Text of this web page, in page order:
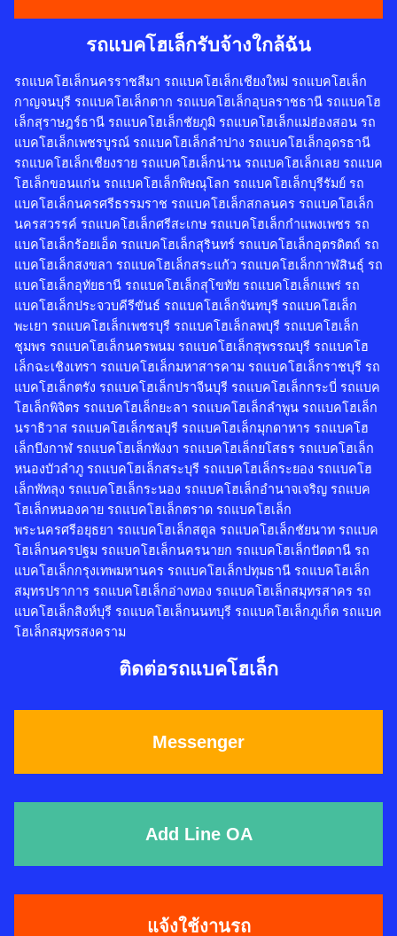
รถแบคโฮเล็กรับจ้างใกล้ฉัน
รถแบคโฮเล็กนครราชสีมา รถแบคโฮเล็กเชียงใหม่ รถแบคโฮเล็ก
กาญจนบุรี รถแบคโฮเล็กตาก รถแบคโฮเล็กอุบลราชธานี รถแบคโฮ
เล็กสุราษฎร์ธานี รถแบคโฮเล็กชัยภูมิ รถแบคโฮเล็กแม่ฮ่องสอน รถ
แบคโฮเล็กเพชรบูรณ์ รถแบคโฮเล็กลำปาง รถแบคโฮเล็กอุดรธานี
รถแบคโฮเล็กเชียงราย รถแบคโฮเล็กน่าน รถแบคโฮเล็กเลย รถแบค
โฮเล็กขอนแก่น รถแบคโฮเล็กพิษณุโลก รถแบคโฮเล็กบุรีรัมย์ รถ
แบคโฮเล็กนครศรีธรรมราช รถแบคโฮเล็กสกลนคร รถแบคโฮเล็ก
นครสวรรค์ รถแบคโฮเล็กศรีสะเกษ รถแบคโฮเล็กกำแพงเพชร รถ
แบคโฮเล็กร้อยเอ็ด รถแบคโฮเล็กสุรินทร์ รถแบคโฮเล็กอุตรดิตถ์ รถ
แบคโฮเล็กสงขลา รถแบคโฮเล็กสระแก้ว รถแบคโฮเล็กกาฬสินธุ์ รถ
แบคโฮเล็กอุทัยธานี รถแบคโฮเล็กสุโขทัย รถแบคโฮเล็กแพร่ รถ
แบคโฮเล็กประจวบคีรีขันธ์ รถแบคโฮเล็กจันทบุรี รถแบคโฮเล็ก
พะเยา รถแบคโฮเล็กเพชรบุรี รถแบคโฮเล็กลพบุรี รถแบคโฮเล็ก
ชุมพร รถแบคโฮเล็กนครพนม รถแบคโฮเล็กสุพรรณบุรี รถแบคโฮ
เล็กฉะเชิงเทรา รถแบคโฮเล็กมหาสารคาม รถแบคโฮเล็กราชบุรี รถ
แบคโฮเล็กตรัง รถแบคโฮเล็กปราจีนบุรี รถแบคโฮเล็กกระบี่ รถแบค
โฮเล็กพิจิตร รถแบคโฮเล็กยะลา รถแบคโฮเล็กลำพูน รถแบคโฮเล็ก
นราธิวาส รถแบคโฮเล็กชลบุรี รถแบคโฮเล็กมุกดาหาร รถแบคโฮ
เล็กบึงกาฬ รถแบคโฮเล็กพังงา รถแบคโฮเล็กยโสธร รถแบคโฮเล็ก
หนองบัวลำภู รถแบคโฮเล็กสระบุรี รถแบคโฮเล็กระยอง รถแบคโฮ
เล็กพัทลุง รถแบคโฮเล็กระนอง รถแบคโฮเล็กอำนาจเจริญ รถแบค
โฮเล็กหนองคาย รถแบคโฮเล็กตราด รถแบคโฮเล็ก
พระนครศรีอยุธยา รถแบคโฮเล็กสตูล รถแบคโฮเล็กชัยนาท รถแบค
โฮเล็กนครปฐม รถแบคโฮเล็กนครนายก รถแบคโฮเล็กปัตตานี รถ
แบคโฮเล็กกรุงเทพมหานคร รถแบคโฮเล็กปทุมธานี รถแบคโฮเล็ก
สมุทรปราการ รถแบคโฮเล็กอ่างทอง รถแบคโฮเล็กสมุทรสาคร รถ
แบคโฮเล็กสิงห์บุรี รถแบคโฮเล็กนนทบุรี รถแบคโฮเล็กภูเก็ต รถแบค
โฮเล็กสมุทรสงคราม
ติดต่อรถแบคโฮเล็ก
Messenger
Add Line OA
แจ้งใช้งานรถ